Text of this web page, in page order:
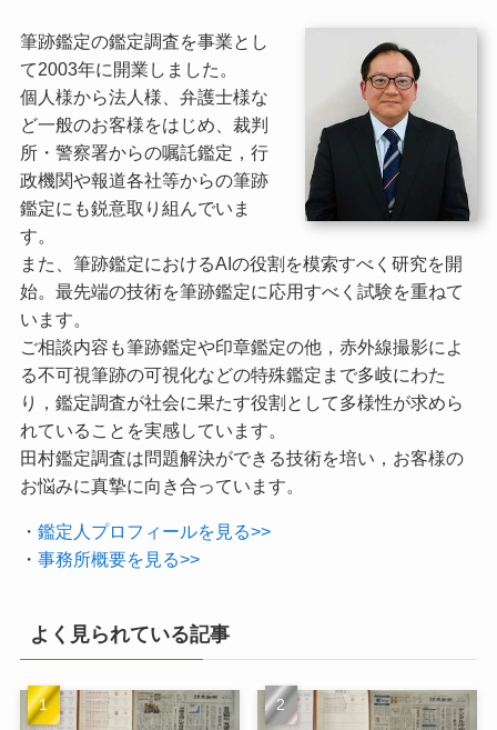
筆跡鑑定の鑑定調査を事業とし
て2003年に開業しました。
個人様から法人様、弁護士様な
ど一般のお客様をはじめ、裁判
所・警察署からの嘱託鑑定，行
政機関や報道各社等からの筆跡
鑑定にも鋭意取り組んでいま
す。
また、筆跡鑑定におけるAIの役割を模索すべく研究を開
始。最先端の技術を筆跡鑑定に応用すべく試験を重ねて
います。
ご相談内容も筆跡鑑定や印章鑑定の他，赤外線撮影によ
る不可視筆跡の可視化などの特殊鑑定まで多岐にわた
り，鑑定調査が社会に果たす役割として多様性が求めら
れていることを実感しています。
田村鑑定調査は問題解決ができる技術を培い，お客様の
お悩みに真摯に向き合っています。
・ 鑑定人プロフィールを見る>>
・ 事務所概要を見る>>
よく見られている記事